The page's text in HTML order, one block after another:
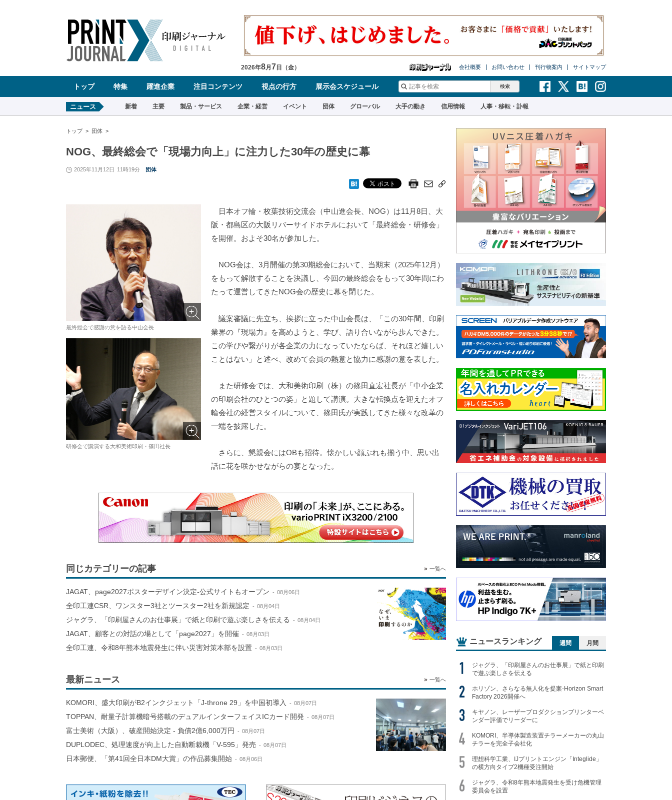
ア
ゲ
ン
2026年8月 7 日（金） 会社概要 お問い合わせ 刊行物案内 サイトマップ
トップ 特集 躍進企業 注目コンテンツ 視点の行方 展示会スケジュール
ニュース 新着 主要 製品・サービス 企業・経営 イベント 団体 グローバル 大手の動き 信用情報 人事・移転・訃報
トップ 団体
NOG、最終総会で「現場力向上」に注力した30年の歴史に幕
2025年11月12日 11時19分 団体
最終総会で感謝の意を語る中山会長
研修会で講演する大和美術印刷・篠田社長
日本オフ輪・枚葉技術交流会（中山進会長、NOG）は11月8日、大
阪・都島区の大阪リバーサイドホテルにおいて「最終総会・研修会」
を開催。およそ30名が参加した。
NOG会は、3月開催の第30期総会において、当期末（2025年12月）
をもって解散することを決議し、今回の最終総会をもって30年間にわ
たって運営してきたNOG会の歴史に幕を閉じた。
議案審議に先立ち、挨拶に立った中山会長は、「この30年間、印刷
業界の『現場力』を高めようと、学び、語り合いながら歩んできた。
この学びや繋がりが各企業の力になっていたならば、それほど嬉しい
ことはない」と述べ、改めて会員の熱意と協力に感謝の意を表した。
また研修会では、大和美術印刷（株）の篠田直宏社長が「中小企業
の印刷会社のひとつの姿」と題して講演。大きな転換点を迎えたオフ
輪会社の経営スタイルについて、篠田氏が実践してきた様々な改革の
一端を披露した。
さらに、懇親会にはOBも招待。懐かしい顔ぶれも揃う中、思い出
話に花を咲かせながらの宴となった。
同じカテゴリーの記事 一覧へ
JAGAT、page2027ポスターデザイン決定-公式サイトもオープン 08月06日
全印工連CSR、ワンスター3社とツースター2社を新規認定 08月04日
ジャグラ、「印刷屋さんのお仕事展」で紙と印刷で遊ぶ楽しさを伝える 08月04日
JAGAT、顧客との対話の場として「page2027」を開催 08月03日
全印工連、令和8年熊本地震発生に伴い災害対策本部を設置 08月03日
最新ニュース 一覧へ
KOMORI、盛大印刷がB2インクジェット「J-throne 29」を中国初導入 08月07日
TOPPAN、耐量子計算機暗号搭載のデュアルインターフェイスICカード開発 08月07日
富士美術（大阪）、破産開始決定 - 負債2億6,000万円 08月07日
DUPLODEC、処理速度が向上した自動断裁機「V-595」発売 08月07日
日本郵便、「第41回全日本DM大賞」の作品募集開始 08月06日
ニュースランキング 週間 月間
ジャグラ、「印刷屋さんのお仕事展」で紙と印刷
で遊ぶ楽しさを伝える
ホリゾン、さらなる無人化を提案-Horizon Smart
Factory 2026開催へ
キヤノン、レーザープロダクションプリンターベ
ンダー評価でリーダーに
KOMORI、半導体製造装置チラーメーカーの丸山
チラーを完全子会社化
理想科学工業、IJプリントエンジン「Integlide」
の横方向タイプ2機種受注開始
ジャグラ、令和8年熊本地震発生を受け危機管理
委員会を設置